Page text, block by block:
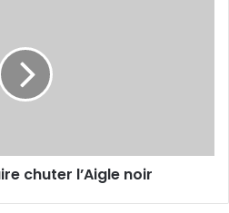
chuter l’Aigle noir